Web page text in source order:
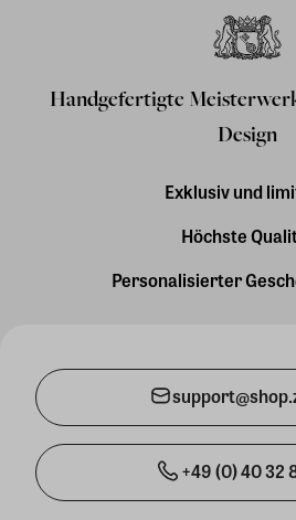
Handgefertigte
Design
Exklusiv und
Höchste
Personalisierter
+49 (0) 40 32